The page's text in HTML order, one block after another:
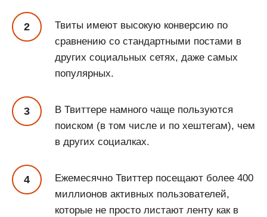
Твиты имеют высокую конверсию по
сравнению со стандартными постами в
других социальных сетях, даже самых
популярных.
В Твиттере намного чаще пользуются
поиском (в том числе и по хештегам), чем
в других социалках.
Ежемесячно Твиттер посещают более 400
миллионов активных пользователей,
которые не просто листают ленту как в